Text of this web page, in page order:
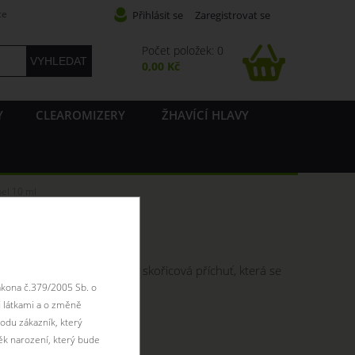
CLEAROMIZERY ŽHAVÍCÍ HLAVY
Přihlásit se Zaregistrovat se
Počet položek: 0
0,00 Kč
této příchutě. Výrazná skořicová příchuť, která se
č.379/2005 Sb. o
a o změně
zákazník, který
narození, který bude